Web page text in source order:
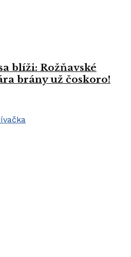
blíži: Rožňavské
brány už čoskoro!